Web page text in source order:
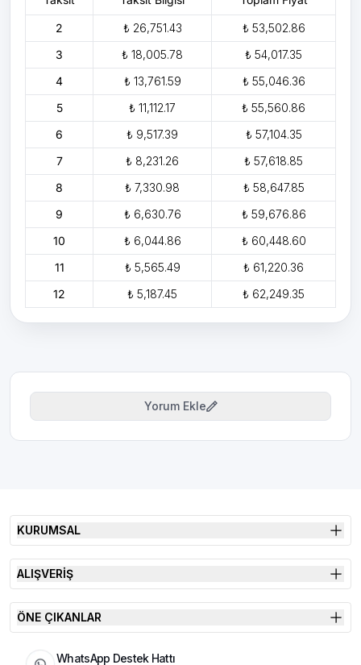
2 ₺ 26,751.43
₺ 53,502.86
3
₺ 18,005.78
₺ 54,017.35
4
₺ 13,761.59
₺ 55,046.36
5
₺ 11,112.17
₺ 55,560.86
6
₺ 9,517.39
₺ 57,104.35
7
₺ 8,231.26
₺ 57,618.85
8
₺ 7,330.98
₺ 58,647.85
9
₺ 6,630.76
₺ 59,676.86
10
₺ 6,044.86
₺ 60,448.60
11
₺ 5,565.49
₺ 61,220.36
12
₺ 5,187.45 ₺ 62,249.35
Yorum Ekle
KURUMSAL
ALIŞVERİŞ
ÖNE ÇIKANLAR
WhatsApp Destek Hattı